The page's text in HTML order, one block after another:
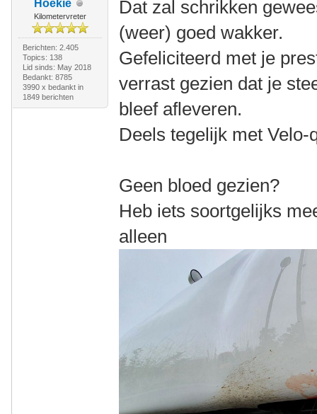
Hoekie
Kilometervreter
Berichten: 2.405
Topics: 138
Lid sinds: May 2018
Bedankt: 8785
3990 x bedankt in
1849 berichten
Dat zal schrikken
(weer) goed wakker.
Gefeliciteerd met je
verrast gezien dat je
bleef afleveren.
Deels tegelijk met Velo-
Geen bloed gezien?
Heb iets soortgelijks
alleen